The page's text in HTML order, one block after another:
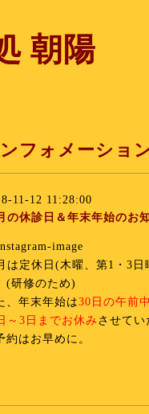
朝陽
フォメーショ
11-12 11:28:00
の休診日＆年末年始のお
は定休日(木曜、第1・3日
(研修のため)
、年末年始は30日の午前
～3日までお休み させてい
約はお早めに。